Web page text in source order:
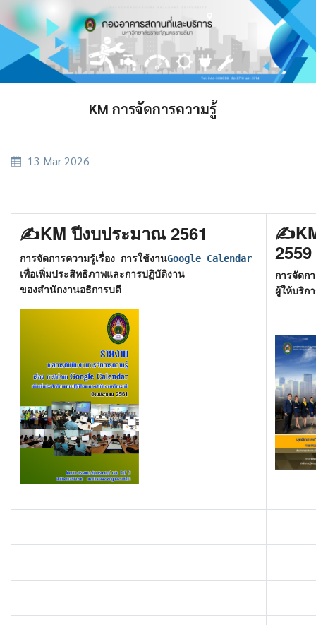
KM การจัดการความรู้
13 Mar 2026
✍️KM ปีงบประมาณ 2561
การจัดการความรู้เรื่อง การใช้งานGoogle Calendar
เพื่อเพิ่มประสิทธิภาพและการปฏิบัติงาน
ของสำนักงานอธิการบดี
2559
การจัดก
ผู้ให้บริก